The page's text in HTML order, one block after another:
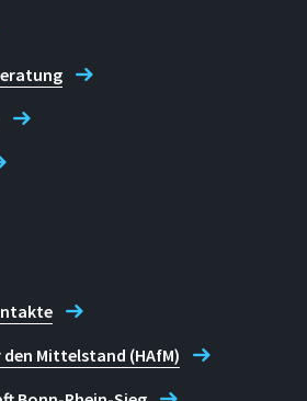
Mittelstand (HAfM)